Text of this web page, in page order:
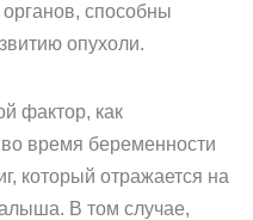
способны
опухоли.
фактор, как
время беременности
который отражается на
В том случае,